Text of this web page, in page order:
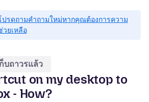
ปรดถามคำถามใหม่หากคุณต้องการความ
วยเหลือ
บถาวรแล้ว
on my desktop to
- How?